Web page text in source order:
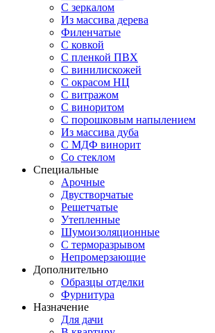
С зеркалом
Из массива дерева
Филенчатые
С ковкой
С пленкой ПВХ
С винилискожей
С окрасом НЦ
С витражом
С виноритом
С порошковым напылением
Из массива дуба
С МДФ винорит
Со стеклом
Специальные
Арочные
Двустворчатые
Решетчатые
Утепленные
Шумоизоляционные
С терморазрывом
Непромерзающие
Дополнительно
Образцы отделки
Фурнитура
Назначение
Для дачи